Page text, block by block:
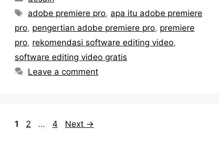
Tags
adobe premiere pro, apa itu adobe premiere
pro, pengertian adobe premiere pro, premiere
pro, rekomendasi software editing video,
software editing video gratis
Leave a comment
Page
1 Page
2 … Page
4 Next →